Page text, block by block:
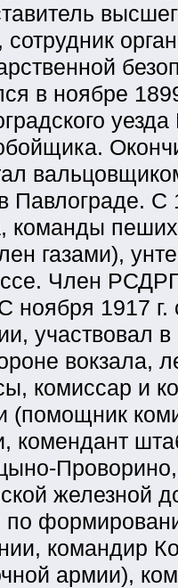
в ноябре
в Павлограде.
команды
газами),
Член
ноября 1917
участвовал
вокзала,
комиссар и
(помощник
комендант
Проворино,
железной
командир
армии),